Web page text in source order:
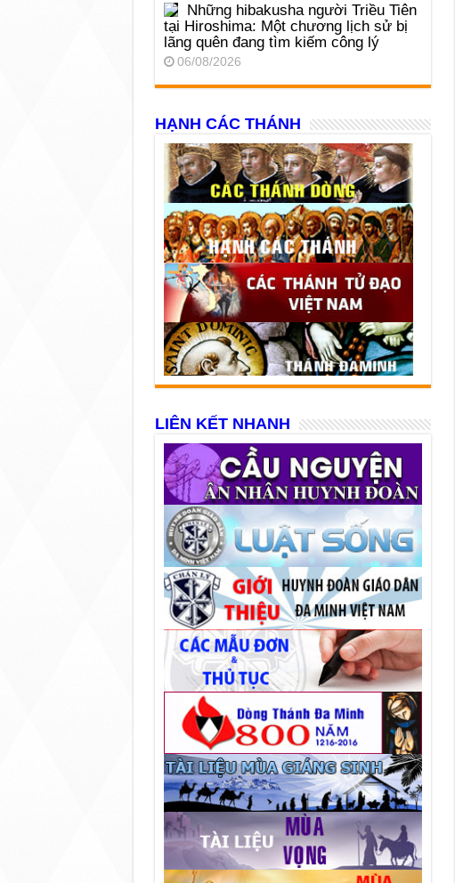
Những hibakusha người Triều Tiên
tại Hiroshima: Một chương lịch sử bị
lãng quên đang tìm kiếm công lý
06/08/2026
HẠNH CÁC THÁNH
LIÊN KẾT NHANH